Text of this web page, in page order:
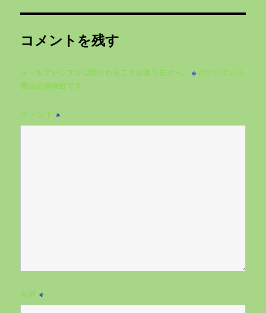
コメントを残す
メールアドレスが公開されることはありません。 ※ が付いている
欄は必須項目です
コメント※
名前※